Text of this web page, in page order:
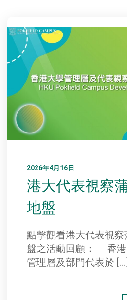
2026年4月16日
港大代表視察
地盤
點擊觀看港大代表視
盤之活動回顧： 香港
管理層及部門代表於 […]